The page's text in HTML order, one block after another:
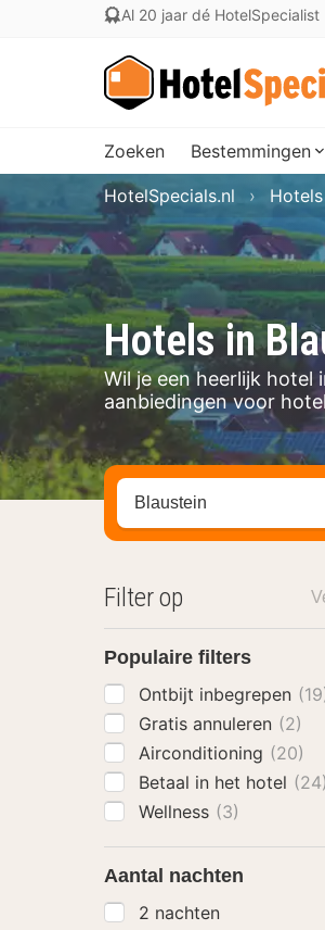
Al 20 jaar dé HotelSpecialist
Zoeken Bestemmingen
Hotels in
Wil je een heerlijk hotel
aanbiedingen voor
HotelSpecials.nl
Zoek op hotel, regio of
Filter op
Populaire filters
Ontbijt inbegrepen
Gratis annuleren (2)
Airconditioning (20)
Betaal in het hotel (24)
Wellness (3)
Aantal nachten
2 nachten